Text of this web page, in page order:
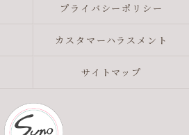
プライバシーポリシー
カスタマーハラスメント
サイトマップ